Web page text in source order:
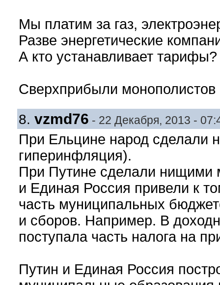
Мы платим за газ,
Разве энергетические
А кто устанавливает тарифы?
Сверхприбыли монополистов
8. vzmd76 - 22 Декабря, 2013 -
При Ельцине народ сделали
гиперинфляция).
При Путине сделали нищими
и Единая Россия привели к
часть муниципальных
и сборов. Например. В
поступала часть налога на
Путин и Единая Россия